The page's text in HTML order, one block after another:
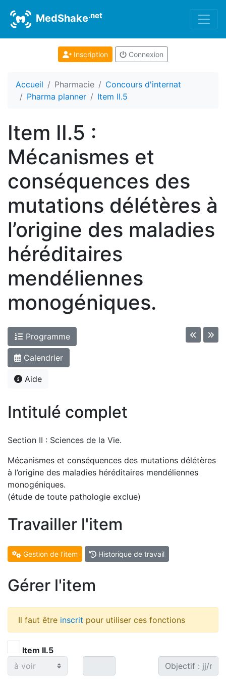
MedShake.net
Inscription Connexion
Accueil Pharmacie
Concours d'internat
Pharma planner
Item II.5
Item II.5 :
Mécanismes et
conséquences des
mutations délétères à
l’origine des maladies
héréditaires
mendéliennes
monogéniques.
Programme
Calendrier
Aide
Intitulé complet
Section II : Sciences de la Vie.
Mécanismes et conséquences des mutations délétères
à l’origine des maladies héréditaires mendéliennes
monogéniques.
(étude de toute pathologie exclue)
Travailler l'item
Gestion de l'item Historique de travail
Gérer l'item
Il faut être inscrit pour utiliser ces fonctions
Item II.5